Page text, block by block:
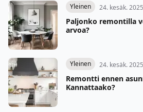
Yleinen 24. kesäk. 2025
Paljonko remontilla
arvoa?
Yleinen 24. kesäk. 2025
Remontti ennen
Kannattaako?